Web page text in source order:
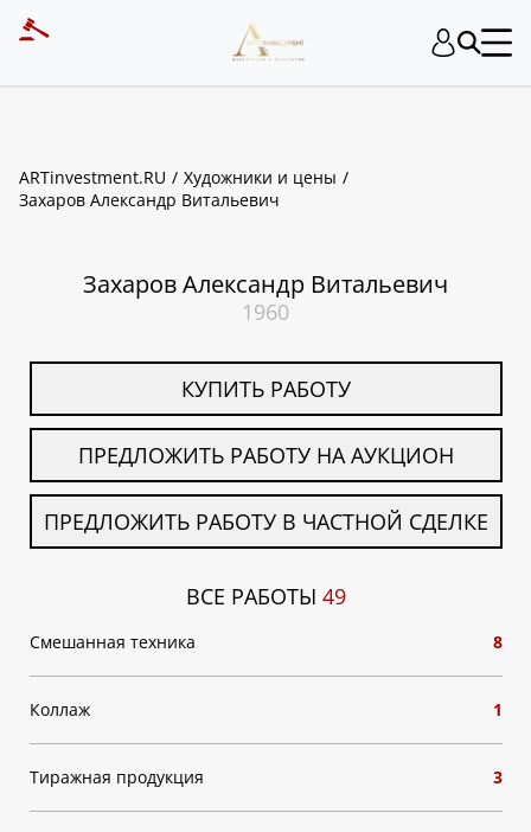
ARTinvestment.RU
Художники и цены
Захаров Александр Витальевич
Захаров Александр Витальевич
1960
КУПИТЬ РАБОТУ
ПРЕДЛОЖИТЬ РАБОТУ НА АУКЦИОН
ПРЕДЛОЖИТЬ РАБОТУ В ЧАСТНОЙ СДЕЛКЕ
ВСЕ РАБОТЫ 49
Смешанная техника 8
Коллаж 1
Тиражная продукция 3